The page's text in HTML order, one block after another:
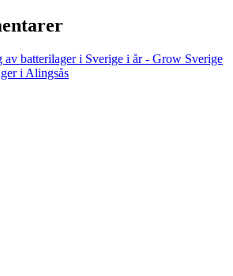
av batterilager i Sverige i år - Grow Sverige
i Alingsås